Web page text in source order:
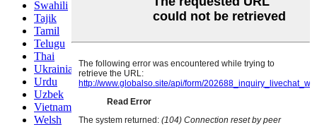
Swahili
Tajik
Tamil
Telugu
Thai
Ukrainian
Urdu
Uzbek
Vietnamese
Welsh